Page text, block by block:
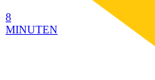
8
MINUTEN